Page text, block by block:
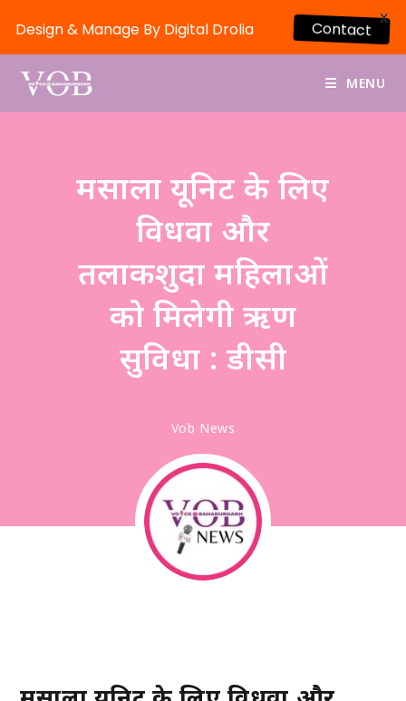
MENU
मसाला यूनिट के लिए
विधवा और
तलाकशुदा महिलाओं
को मिलेगी ऋण
सुविधा : डीसी
Vob News
Design & Manage By Digital Drolia Contact
X